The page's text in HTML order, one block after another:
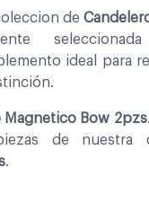
de
ideal para
Magnetico Bow 2pzs
de nuestra
.